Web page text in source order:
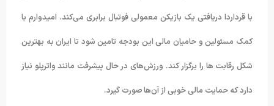
با قرداردا دریافتی یک بازیکن معمولی فوتبال برابری می‌کند. امیدوارم با
کمک مسئولین و حامیان مالی این بودجه تامین شود تا ایران به بهترین
شکل رقابت ها را برگزار کند. ورزش‌های در حال پیشرفت مانند واترپلو نیاز
دارد که حمایت مالی خوبی از آن‌ها صورت گیرد.